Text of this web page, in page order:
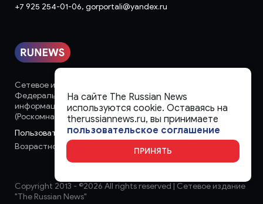
Сетевое издание «runews» (18+) зарегистрировано в
Федеральной службе по надзору в сфере связи,
информационных технологий и массовых коммуникаций
(Роскомнадзор)
Пользовательское соглашение
Возрастное ограничение:
+7 925 254-01-06, gorportali@yandex.ru
Copyright 2013 - ©2026 All rights reserved | Сетевое издание
"The Russian News"
На сайте The Russian News
используются cookie. Оставаясь на
therussiannews.ru, вы принимаете
пользовательское соглашение
ПРИНЯТЬ